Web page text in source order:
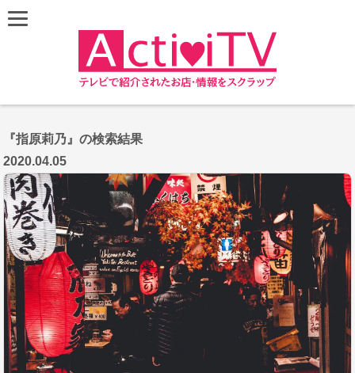
『指原莉乃』の検索結果
2020.04.05